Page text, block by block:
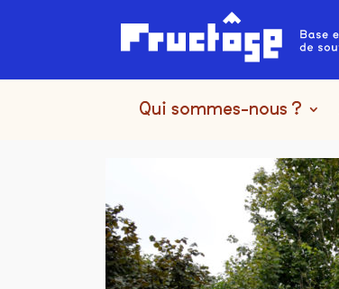
Qui sommes-nous ?